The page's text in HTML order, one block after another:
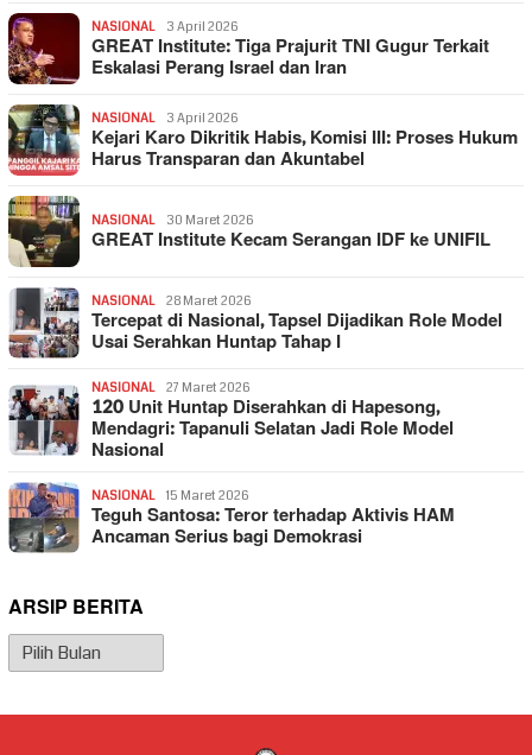
NASIONAL 3 April 2026
GREAT Institute: Tiga Prajurit TNI Gugur Terkait
Eskalasi Perang Israel dan Iran
NASIONAL 3 April 2026
Kejari Karo Dikritik Habis, Komisi III: Proses Hukum
Harus Transparan dan Akuntabel
NASIONAL 30 Maret 2026
GREAT Institute Kecam Serangan IDF ke UNIFIL
NASIONAL 28 Maret 2026
Tercepat di Nasional, Tapsel Dijadikan Role Model
Usai Serahkan Huntap Tahap I
NASIONAL 27 Maret 2026
120 Unit Huntap Diserahkan di Hapesong,
Mendagri: Tapanuli Selatan Jadi Role Model
Nasional
NASIONAL 15 Maret 2026
Teguh Santosa: Teror terhadap Aktivis HAM
Ancaman Serius bagi Demokrasi
ARSIP BERITA
Arsip
Berita